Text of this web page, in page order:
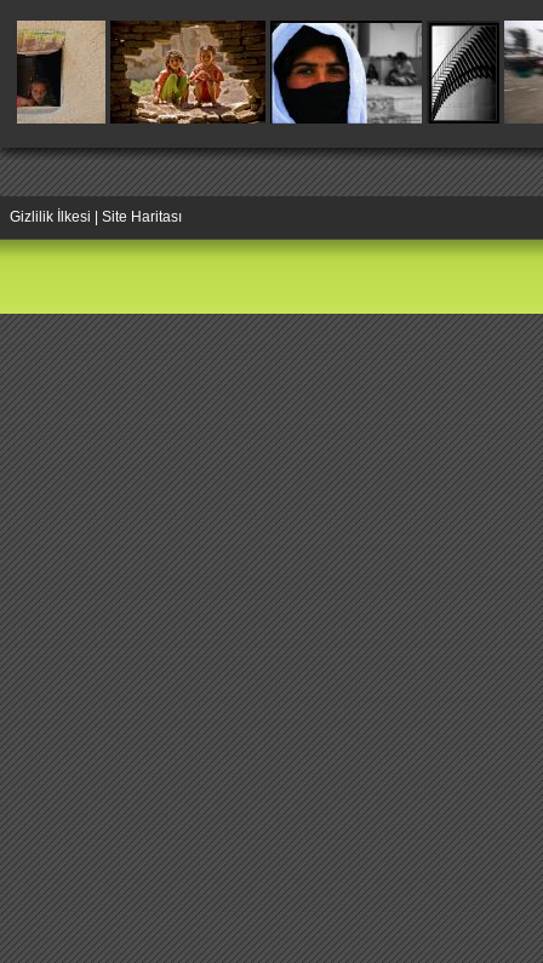
Gizlilik İlkesi Site Haritası
Replica Handbags Replica Handbags Replica Jewelry Replica